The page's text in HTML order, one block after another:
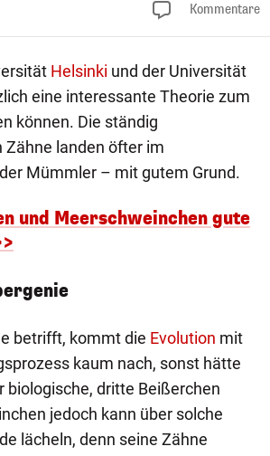
Kommentare
Helsinki und der Universität
eine interessante Theorie zum
können. Die ständig
Zähne landen öfter im
Mümmler – mit gutem Grund.
und Meerschweinchen gute
betrifft, kommt die Evolution mit
kaum nach, sonst hätte
biologische, dritte Beißerchen
jedoch kann über solche
lächeln, denn seine Zähne